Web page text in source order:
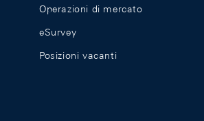
Operazioni di mercato
eSurvey
Posizioni vacanti